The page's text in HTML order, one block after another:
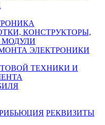
КОНСТРУКТОРЫ,
ЭЛЕКТРОНИКИ
ТЕХНИКИ И
РЕКВИЗИТЫ